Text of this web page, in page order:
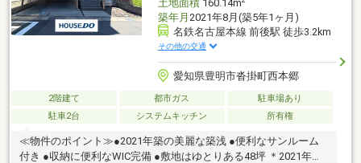
土地面積160.14m
築年月 2021年8月(築5年1ヶ月)
名鉄名古屋本線 前後駅 徒歩3.2km
その他の交通
愛知県豊明市沓掛町西本郷
2階建て 都市ガス
駐車場あり
駐車2台
システムキッチン 所有権
≪物件のポイント≫●2021年築の美麗な築浅 ●便利なサンルーム
付き ●収納に便利なWIC完備 ●敷地はゆとりある48坪 ＊2021年築